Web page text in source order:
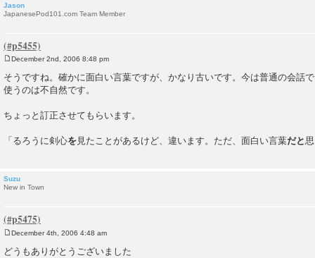
Jason
JapanesePod101.com Team Member
t
December 2nd, 2006 8:48 pm
そうですね。確かに面白い言葉ですが、かなり古いです。今は普通の会話
使うのは不自然です。
ちょっと訂正させてもらいます。
「るろうに剣心を見たことがあるけど、違います。ただ、面白い言葉だと
Suzu
New in Town
o
December 4th, 2006 4:48 am
どうもありがとうございました